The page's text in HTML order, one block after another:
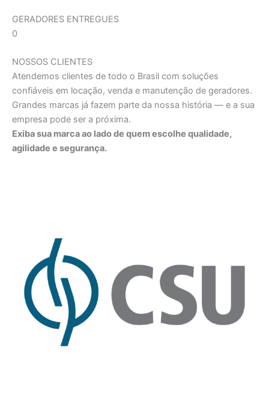
GERADORES ENTREGUES
0
NOSSOS CLIENTES
Atendemos clientes de todo o Brasil com soluções
confiáveis em locação, venda e manutenção de geradores.
Grandes marcas já fazem parte da nossa história — e a sua
empresa pode ser a próxima.
Exiba sua marca ao lado de quem escolhe qualidade,
agilidade e segurança.